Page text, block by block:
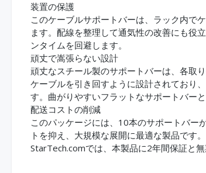
装置の保護
このケーブルサポートバーは、ラック内で
ます。配線を整理して通気性の改善にも役
ンタイムを回避します。
頑丈で嵩張らない設計
頑丈なスチール製のサポートバーは、各取
ケーブルを引き回すように設計されており
す。曲がりやすいフラットなサポートバー
配送コストの削減
このパッケージには、10本のサポートバー
トを抑え、大規模な展開に最適な製品です。
StarTech.comでは、本製品に2年間保証と